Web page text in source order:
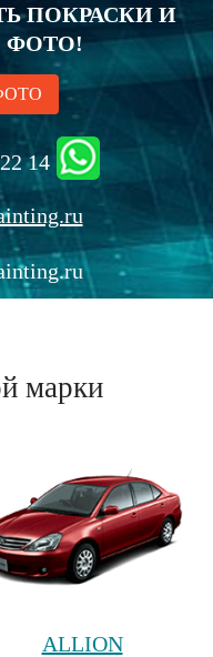
ПОКРАСКИ И
ФОТО!
14
марки
ALLION